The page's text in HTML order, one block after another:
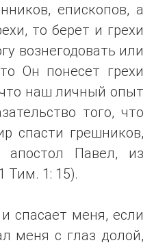
епископов, а
то берет и грехи
вознегодовать или
Он понесет грехи
наш личный опыт
того, что
спасти грешников,
апостол Павел, из
Тим. 1: 15).
спасает меня, если
меня с глаз долой,